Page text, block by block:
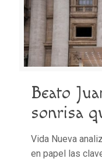
Beato
sonrisa
Vida Nueva
en papel las